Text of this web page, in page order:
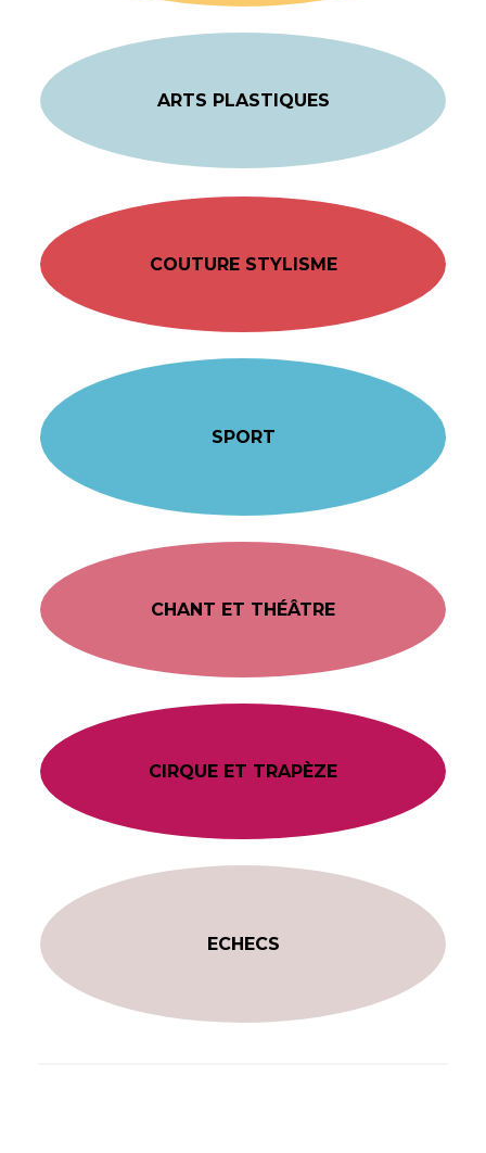
ARTS PLASTIQUES
COUTURE STYLISME
SPORT
CHANT ET THÉÂTRE
CIRQUE ET TRAPÈZE
ECHECS